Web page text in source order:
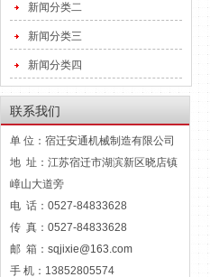
新闻分类二
新闻分类三
新闻分类四
联系我们
单 位：宿迁安通机械制造有限公司
地 址：江苏宿迁市湖滨新区晓店镇
嶂山大道旁
电 话：0527-84833628
传 真：0527-84833628
邮 箱： sqjixie@163.com
手 机：13852805574